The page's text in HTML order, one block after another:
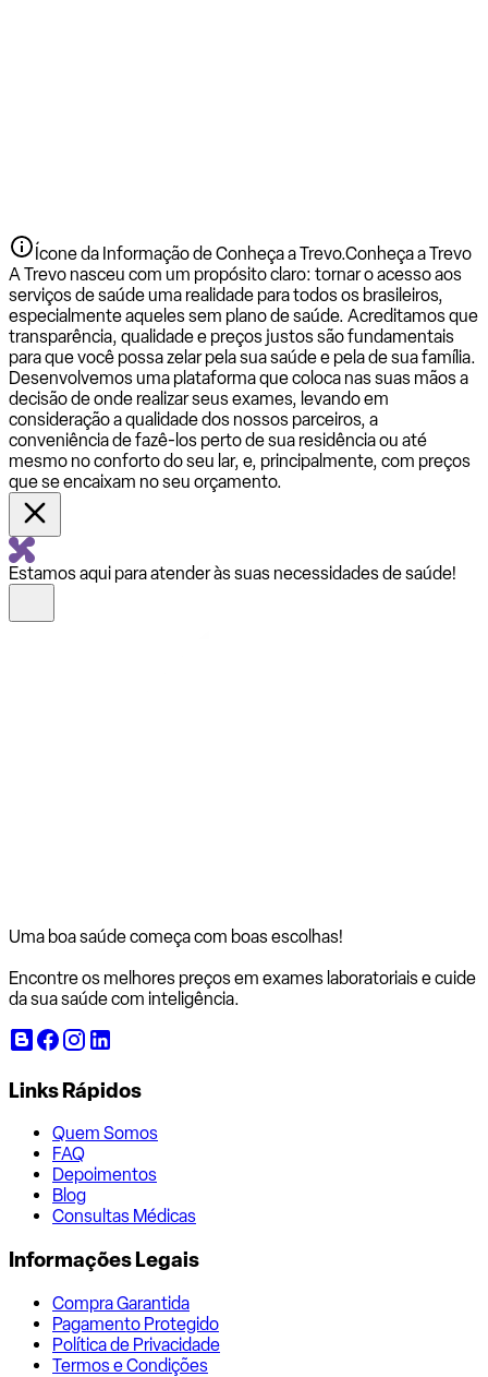
Ícone da Informação de Conheça a Trevo.Conheça a Trevo
A Trevo nasceu com um propósito claro: tornar o acesso aos
serviços de saúde uma realidade para todos os brasileiros,
especialmente aqueles sem plano de saúde. Acreditamos que
transparência, qualidade e preços justos são fundamentais
para que você possa zelar pela sua saúde e pela de sua família.
Desenvolvemos uma plataforma que coloca nas suas mãos a
decisão de onde realizar seus exames, levando em
consideração a qualidade dos nossos parceiros, a
conveniência de fazê-los perto de sua residência ou até
mesmo no conforto do seu lar, e, principalmente, com preços
que se encaixam no seu orçamento.
Estamos aqui para atender às suas necessidades de saúde!
Uma boa saúde começa com boas escolhas!
Encontre os melhores preços em exames laboratoriais e cuide
da sua saúde com inteligência.
Links Rápidos
Quem Somos
FAQ
Depoimentos
Blog
Consultas Médicas
Informações Legais
Compra Garantida
Pagamento Protegido
Política de Privacidade
Termos e Condições